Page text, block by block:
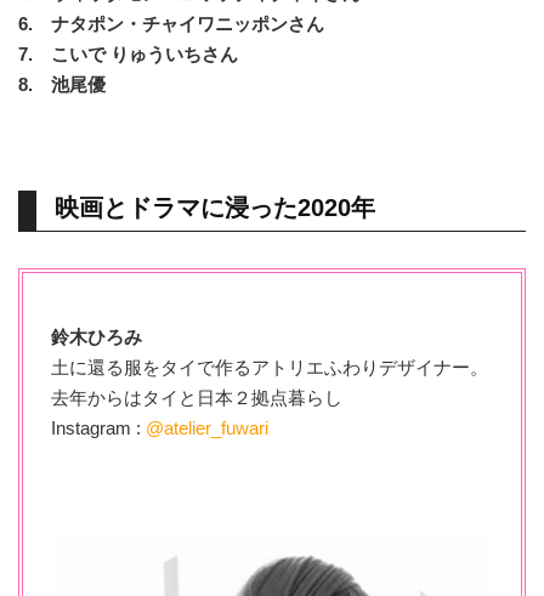
6. ナタポン・チャイワニッポンさん
7. こいで りゅういちさん
8. 池尾優
映画とドラマに浸った2020年
鈴木ひろみ
土に還る服をタイで作るアトリエふわりデザイナー。
去年からはタイと日本２拠点暮らし
Instagram : @atelier_fuwari